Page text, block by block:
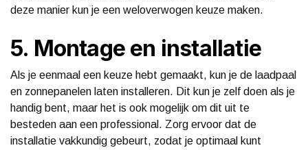
deze manier kun je een weloverwogen keuze maken.
5. Montage en installatie
Als je eenmaal een keuze hebt gemaakt, kun je de laadpaal
en zonnepanelen laten installeren. Dit kun je zelf doen als je
handig bent, maar het is ook mogelijk om dit uit te
besteden aan een professional. Zorg ervoor dat de
installatie vakkundig gebeurt, zodat je optimaal kunt